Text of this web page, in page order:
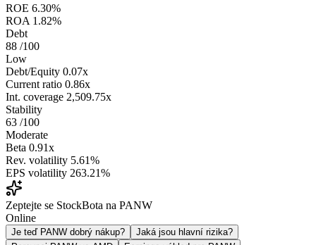
ROE 6.30%
ROA 1.82%
Debt
88 /100
Low
Debt/Equity 0.07x
Current ratio 0.86x
Int. coverage 2,509.75x
Stability
63 /100
Moderate
Beta 0.91x
Rev. volatility 5.61%
EPS volatility 263.21%
Zeptejte se StockBota na PANW
Online
Je teď PANW dobrý nákup?
Jaká jsou hlavní rizika?